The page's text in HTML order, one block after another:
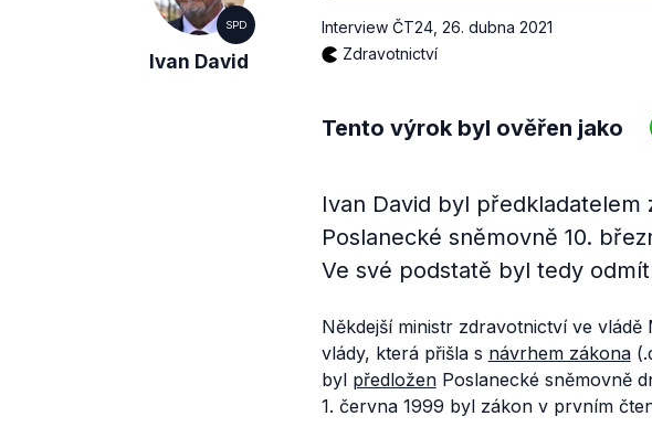
SPD
Ivan David
Interview ČT24, 26. dubna 2021
Zdravotnictví
Tento výrok byl ověřen jako
Ivan David byl
Poslanecké sněmovně 10.
Ve své podstatě byl tedy
Někdejší ministr zdravotnictví ve vládě
vlády, která přišla s návrhem zákona
byl předloženPoslanecké sněmovně
1. června 1999 byl zákon v prvním